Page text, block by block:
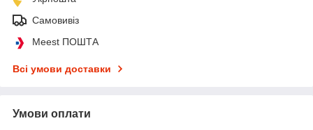
Самовивіз
Meest ПОШТА
Всі умови доставки
Умови оплати